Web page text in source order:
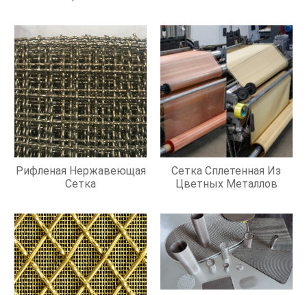
Рифленая Нержавеющая
Сетка
Сетка Сплетенная Из
Цветных Металлов